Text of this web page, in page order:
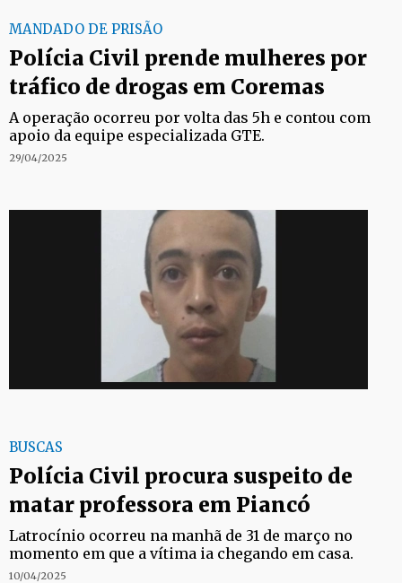
MANDADO DE PRISÃO
Polícia Civil prende mulheres por
tráfico de drogas em Coremas
A operação ocorreu por volta das 5h e contou com
apoio da equipe especializada GTE.
29/04/2025
BUSCAS
Polícia Civil procura suspeito de
matar professora em Piancó
Latrocínio ocorreu na manhã de 31 de março no
momento em que a vítima ia chegando em casa.
10/04/2025